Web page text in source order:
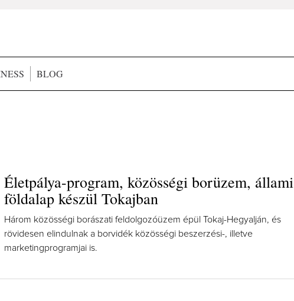
BLOG
Életpálya-program, közösségi borüzem, állami
földalap készül Tokajban
Három közösségi borászati feldolgozóüzem épül Tokaj-Hegyalján, és
rövidesen elindulnak a borvidék közösségi beszerzési-, illetve
marketingprogramjai is.